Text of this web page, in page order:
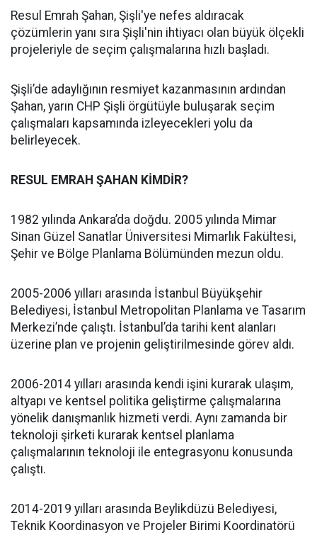
Resul Emrah Şahan, Şişli'ye nefes aldıracak
çözümlerin yanı sıra Şişli'nin ihtiyacı olan büyük ölçekli
projeleriyle de seçim çalışmalarına hızlı başladı.
Şişli’de adaylığının resmiyet kazanmasının ardından
Şahan, yarın CHP Şişli örgütüyle buluşarak seçim
çalışmaları kapsamında izleyecekleri yolu da
belirleyecek.
RESUL EMRAH ŞAHAN KİMDİR?
1982 yılında Ankara’da doğdu. 2005 yılında Mimar
Sinan Güzel Sanatlar Üniversitesi Mimarlık Fakültesi,
Şehir ve Bölge Planlama Bölümünden mezun oldu.
2005-2006 yılları arasında İstanbul Büyükşehir
Belediyesi, İstanbul Metropolitan Planlama ve Tasarım
Merkezi’nde çalıştı. İstanbul’da tarihi kent alanları
üzerine plan ve projenin geliştirilmesinde görev aldı.
2006-2014 yılları arasında kendi işini kurarak ulaşım,
altyapı ve kentsel politika geliştirme çalışmalarına
yönelik danışmanlık hizmeti verdi. Aynı zamanda bir
teknoloji şirketi kurarak kentsel planlama
çalışmalarının teknoloji ile entegrasyonu konusunda
çalıştı.
2014-2019 yılları arasında Beylikdüzü Belediyesi,
Teknik Koordinasyon ve Projeler Birimi Koordinatörü